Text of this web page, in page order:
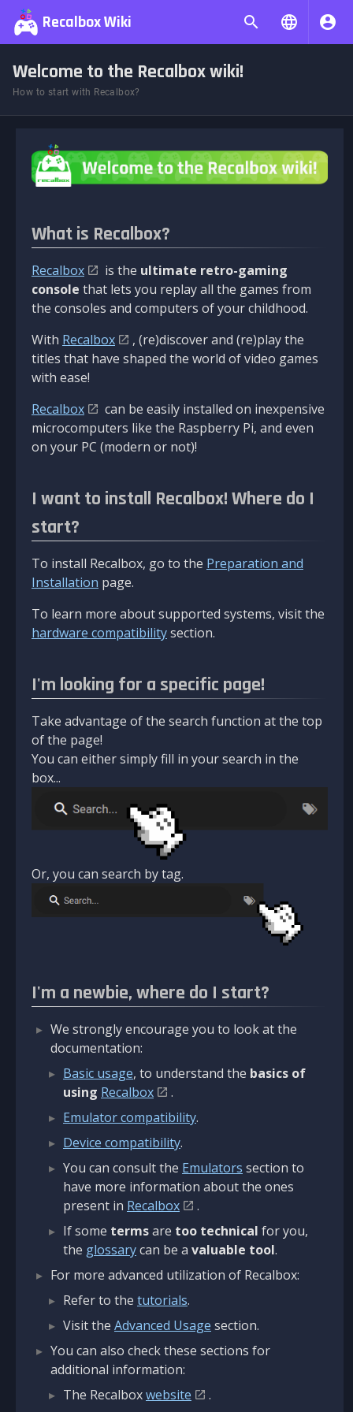
Recalbox Wiki
Welcome to the Recalbox wiki!
How to start with Recalbox?
What is Recalbox?
Recalbox is the ultimate retro-gaming
console that lets you replay all the games from
the consoles and computers of your childhood.
With Recalbox
, (re)discover and (re)play the
titles that have shaped the world of video games
with ease!
Recalbox
can be easily installed on inexpensive
microcomputers like the Raspberry Pi, and even
on your PC (modern or not)!
I want to install Recalbox! Where do I
start?
To install Recalbox, go to the Preparation and
Installation page.
To learn more about supported systems, visit the
hardware compatibilitysection.
I'm looking for a specific page!
Take advantage of the search function at the top
of the page!
You can either simply fill in your search in the
box...
Or, you can search by tag.
I'm a newbie, where do I start?
We strongly encourage you to look at the
documentation:
Basic usage, to understand the basics of
using Recalbox
.
Emulator compatibility.
Device compatibility.
You can consult the Emulators section to
have more information about the ones
present in Recalbox
.
If some termsare too technical for you,
the glossarycan be a valuable tool.
For more advanced utilization of Recalbox:
Refer to the tutorials.
Visit the Advanced Usage section.
You can also check these sections for
additional information:
The Recalboxwebsite
.